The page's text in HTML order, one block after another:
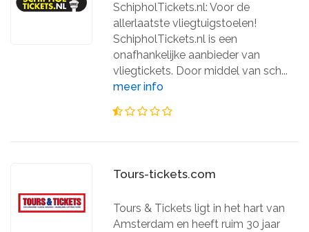
SchipholTickets.nl: Voor de
allerlaatste vliegtuigstoelen!
SchipholTickets.nl is een
onafhankelijke aanbieder van
vliegtickets. Door middel van sch...
meer info
Tours-tickets.com
Tours & Tickets ligt in het hart van
Amsterdam en heeft ruim 30 jaar